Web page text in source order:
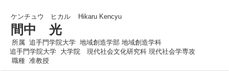
ケンチュウ ヒカル Hikaru Kencyu
間中 光
所属 追手門学院大学 地域創造学部 地域創造学科
追手門学院大学 大学院 現代社会文化研究科 現代社会学専攻
職種 准教授